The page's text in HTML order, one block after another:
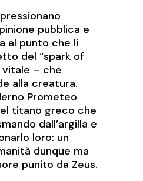
pubblica e
al punto che li
del “spark of
vitale – che
alla creatura.
Prometeo
titano greco che
dall’argilla e
loro: un
dunque ma
punito da Zeus.